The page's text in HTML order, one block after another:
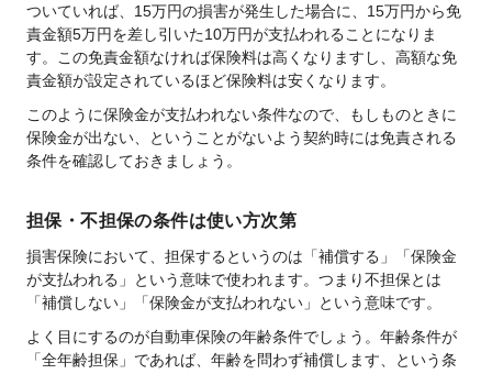
ついていれば、15万円の損害が発生した場合に、15万円から免
責金額5万円を差し引いた10万円が支払われることになりま
す。この免責金額なければ保険料は高くなりますし、高額な免
責金額が設定されているほど保険料は安くなります。
このように保険金が支払われない条件なので、もしものときに
保険金が出ない、ということがないよう契約時には免責される
条件を確認しておきましょう。
担保・不担保の条件は使い方次第
損害保険において、担保するというのは「補償する」「保険金
が支払われる」という意味で使われます。つまり不担保とは
「補償しない」「保険金が支払われない」という意味です。
よく目にするのが自動車保険の年齢条件でしょう。年齢条件が
「全年齢担保」であれば、年齢を問わず補償します、という条